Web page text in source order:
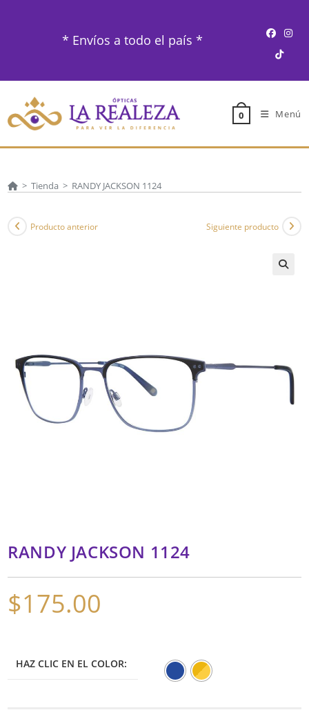
* Envíos a todo el país *
0 Menú
> Tienda > RANDY JACKSON 1124
Producto anterior Siguiente producto
RANDY JACKSON 1124
$175.00
HAZ CLIC EN EL COLOR: